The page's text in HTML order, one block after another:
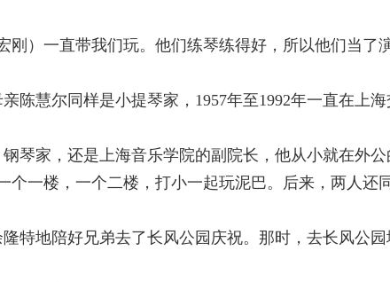
）一直带我们玩。他们练琴练得好，所以他们当了
陈慧尔同样是小提琴家， 1957年至1992年一直在上
琴家，还是上海音乐学院的副院长，他从小就在外公
个一楼，一个二楼，打小一起玩泥巴。后来，两人还
特地陪好兄弟去了长风公园庆祝。那时，去长风公园